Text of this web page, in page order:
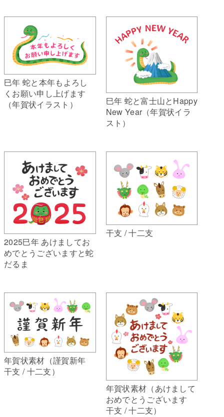
巳年 蛇と本年もよろし
くお願い申し上げます
（年賀状イラスト）
巳年 蛇と富士山とHappy
New Year（年賀状イラ
スト）
2025巳年 あけましてお
めでとうございますと蛇
だるま
干支 / 十二支
年賀状素材（謹賀新年
干支 / 十二支）
年賀状素材（あけまして
おめでとうございます
干支 / 十二支）